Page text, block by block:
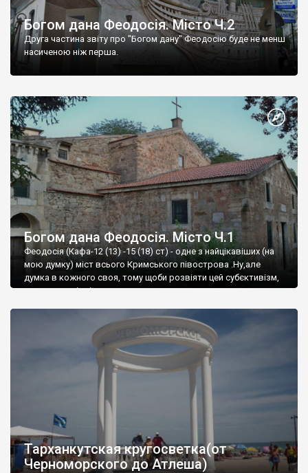
Богом дана Феодосія. Місто Ч.2
Друга частина звіту про "Богом дану" Феодосію буде не менш
насиченою ніж перша.
Богом дана Феодосія. Місто Ч.1
Феодосія (Кафа-12 (13) -15 (18) ст) - одне з найцікавіших (на
мою думку) міст всього Кримського півострова .Ну,але
думка в кожного своя, тому щоби розвіяти цей субєктивізм,
запрошую відвідати це
Тарханкутская кругосветка(от
Черноморского до Атлеша)